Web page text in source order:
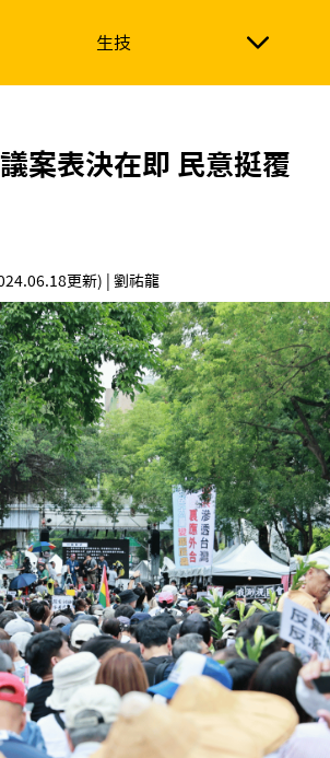
生技
案表決在即 民意挺覆
更新) | 劉祐龍